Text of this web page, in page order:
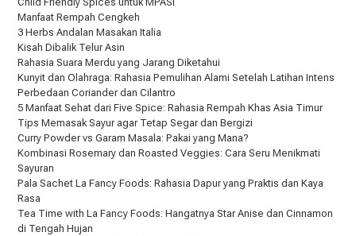
Manfaat Rempah Cengkeh
3 Herbs Andalan Masakan Italia
Kisah Dibalik Telur Asin
Rahasia Suara Merdu yang Jarang Diketahui
Kunyit dan Olahraga: Rahasia Pemulihan Alami Setelah Latihan Intens
Perbedaan Coriander dan Cilantro
5 Manfaat Sehat dari Five Spice: Rahasia Rempah Khas Asia Timur
Tips Memasak Sayur agar Tetap Segar dan Bergizi
Curry Powder vs Garam Masala: Pakai yang Mana?
Kombinasi Rosemary dan Roasted Veggies: Cara Seru Menikmati
Sayuran
Pala Sachet La Fancy Foods: Rahasia Dapur yang Praktis dan Kaya
Rasa
Tea Time with La Fancy Foods: Hangatnya Star Anise dan Cinnamon
di Tengah Hujan